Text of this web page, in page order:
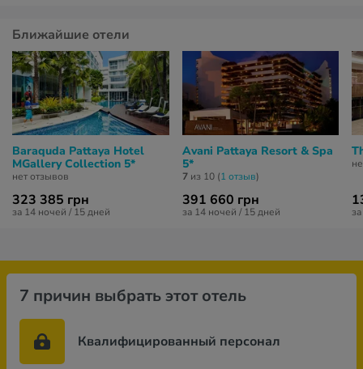
Ближайшие отели
Baraquda Pattaya Hotel
MGallery Collection 5*
нет отзывов
323 385 грн
за 14 ночей / 15 дней
Avani Pattaya Resort & Spa
5*
7из 10 (1 отзыв)
391 660 грн
за 14 ночей / 15 дней
7 причин выбрать этот отель
Квалифицированный персонал